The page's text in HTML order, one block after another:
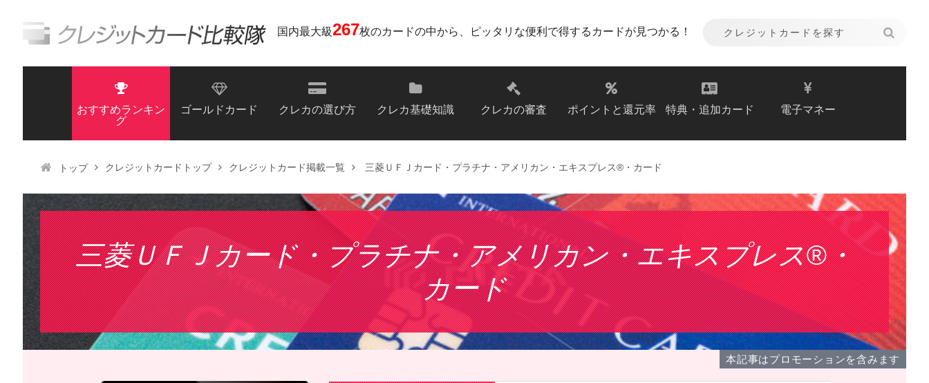
国内最大級267枚のカードの中から、ピッタリな便利で得するカードが見つかる！
おすすめランキン
グ
ゴールドカード クレカの選び方 クレカ基礎知識 クレカの審査 ポイントと還元率 特典・追加カード 電子マネー
トップ クレジットカードトップ クレジットカード掲載一覧 三菱ＵＦＪカード・プラチナ・アメリカン・エキスプレス®・カード
三菱ＵＦＪカード・プラチナ・アメリカン・エキスプレス®・
カード
本記事はプロモーションを含みます